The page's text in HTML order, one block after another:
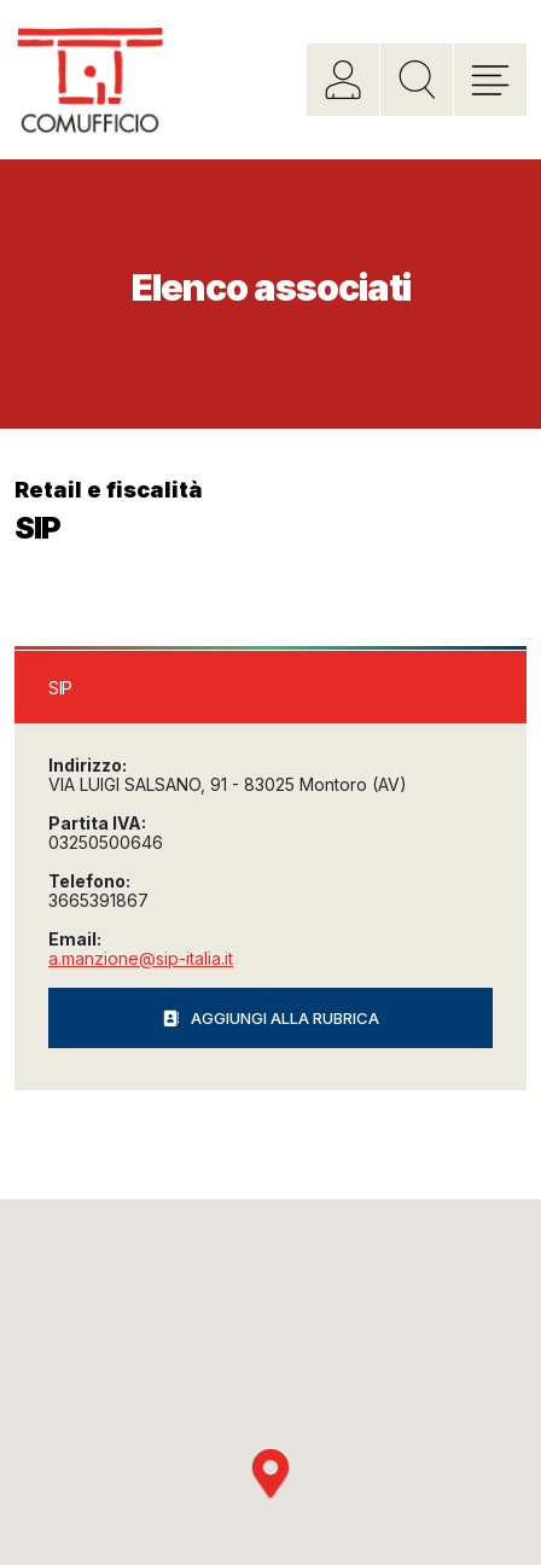
Elenco associati
Retail e fiscalità
SIP
SIP
Indirizzo:
VIA LUIGI SALSANO, 91 - 83025 Montoro (AV)
Partita IVA:
03250500646
Telefono:
3665391867
Email:
a.manzione@sip-italia.it
AGGIUNGI ALLA RUBRICA